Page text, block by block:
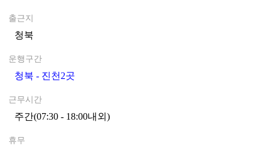
출근지
청북
운행구간
청북 - 진천2곳
근무시간
주간(07:30 - 18:00내외)0
휴무